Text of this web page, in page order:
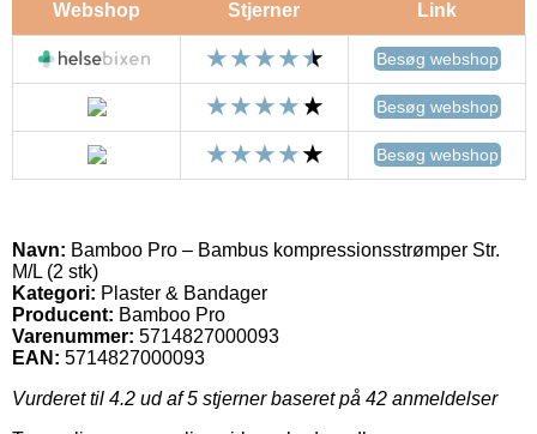
Webshop Stjerner Link
Besøg webshop
Besøg webshop
Besøg webshop
Navn: Bamboo Pro – Bambus kompressionsstrømper Str.
M/L (2 stk)
Kategori: Plaster & Bandager
Producent: Bamboo Pro
Varenummer: 5714827000093
EAN: 5714827000093
Vurderet til 4.2 ud af 5 stjerner baseret på 42 anmeldelser